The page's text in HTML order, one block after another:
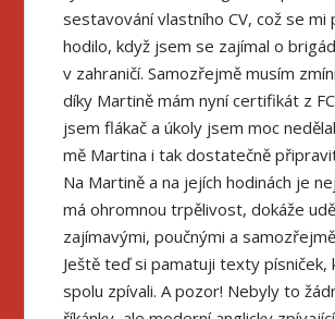
sestavování vlastního CV, což se mi
hodilo, když jsem se zajímal o
v zahraničí. Samozřejmě musím
díky Martině mám nyní certifikát z
jsem flákač a úkoly jsem moc
mě Martina i tak dostatečně
Na Martině a na jejích hodinách je
má ohromnou trpělivost, dokáže
zajímavými, poučnými a
Ještě teď si pamatuji texty písniček,
spolu zpívali. A pozor! Nebyly to